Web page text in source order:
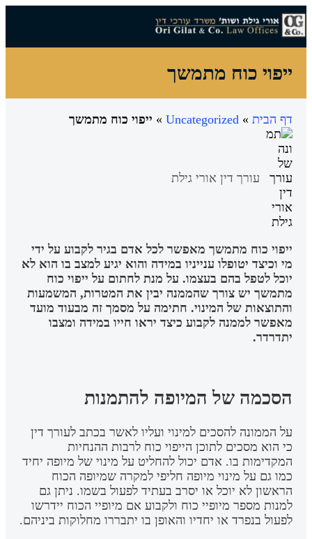
ייפוי כוח מתמשך
דף הבית »
Uncategorized
» ייפוי כוח מתמשך
עורך דין אורי גילת
ייפוי כוח מתמשך מאפשר לכל אדם בגיר לקבוע על ידי
מי וכיצד יטופלו ענייניו במידה והוא יגיע למצב בו הוא לא
יוכל לטפל בהם בעצמו. על מנת לחתום על ייפוי כוח
מתמשך יש צורך שהממנה יבין את המטרות, המשמעות
והתוצאות של המינוי. חתימה על מסמך זה מבעוד מועד
מאפשר לממנה לקבוע כיצד יראו חייו במידה ומצבו
יתדרדר.
הסכמה של המיופה להתמנות
על הממונה להסכים למינוי ועליו לאשר בכתב לעורך דין
כי הוא מסכים לתוכן הייפוי כוח לרבות ההנחיות
המקדימות בו. אדם יכול להחליט על מינוי של מיופה יחיד
כמו גם על מינוי מיופה חליפי למקרה שמיופה הכוח
הראשון לא יוכל או יסרב בעתיד לפעול בשמו. ניתן גם
למנות מספר מיופיי כוח ולקבוע אם מיופיי הכוח יידרשו
לפעול בנפרד או יחדיו והאופן בו יתבררו מחלוקות ביניהם.